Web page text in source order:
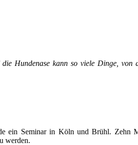
Hundenase kann so viele Dinge, von
ein Seminar in Köln und Brühl. Zehn
werden.